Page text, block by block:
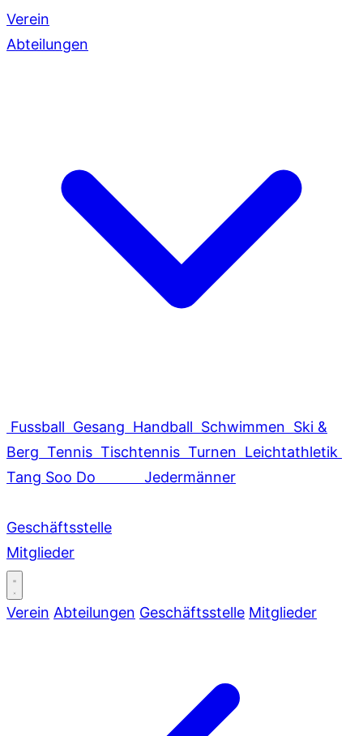
Verein
Abteilungen
Fussball Gesang Handball Schwimmen Ski &
Berg Tennis Tischtennis Turnen Leichtathletik
Tang Soo Do
Jedermänner
Geschäftsstelle
Mitglieder
Verein Abteilungen Geschäftsstelle Mitglieder